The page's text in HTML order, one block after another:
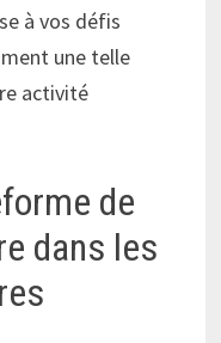
à vos défis
une telle
activité
de
dans les